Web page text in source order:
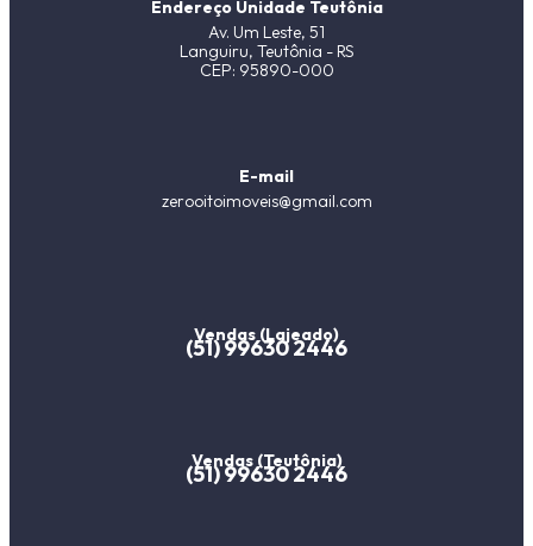
Endereço Unidade Teutônia
Av. Um Leste, 51
Languiru, Teutônia - RS
CEP: 95890-000
E-mail
zerooitoimoveis@gmail.com
Vendas (Lajeado)
(51) 99630 2446
Vendas (Teutônia)
(51) 99630 2446